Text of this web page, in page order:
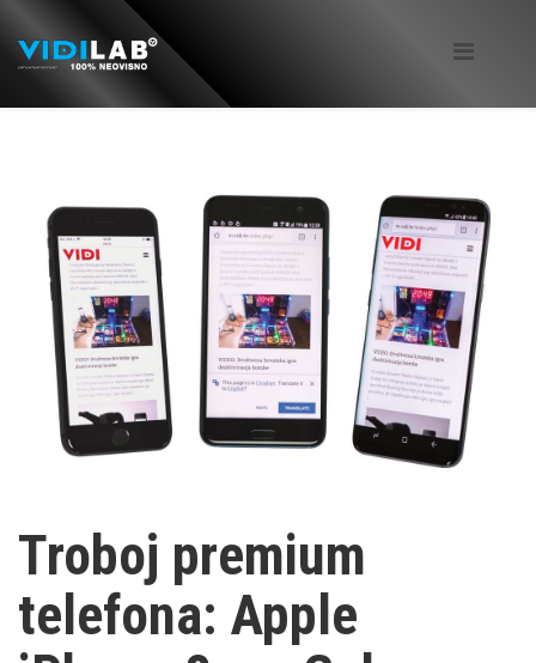
Troboj premium
telefona: Apple